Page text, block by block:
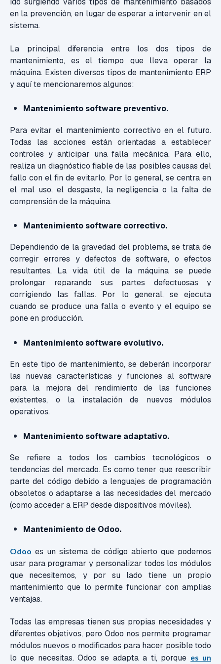
en la prevención, en lugar de esperar a intervenir en el
sistema.
La principal diferencia entre los dos tipos de
mantenimiento, es el tiempo que lleva operar la
máquina. Existen diversos tipos de mantenimiento ERP
y aquí te mencionaremos algunos:
Mantenimiento software preventivo.
Para evitar el mantenimiento correctivo en el futuro.
Todas las acciones están orientadas a establecer
controles y anticipar una falla mecánica. Para ello,
realiza un diagnóstico fiable de las posibles causas del
fallo con el fin de evitarlo. Por lo general, se centra en
el mal uso, el desgaste, la negligencia o la falta de
comprensión de la máquina.
Mantenimiento software correctivo.
Dependiendo de la gravedad del problema, se trata de
corregir errores y defectos de software, o efectos
resultantes. La vida útil de la máquina se puede
prolongar reparando sus partes defectuosas y
corrigiendo las fallas. Por lo general, se ejecuta
cuando se produce una falla o evento y el equipo se
pone en producción.
Mantenimiento software evolutivo.
En este tipo de mantenimiento, se deberán incorporar
las nuevas características y funciones al software
para la mejora del rendimiento de las funciones
existentes, o la instalación de nuevos módulos
operativos.
Mantenimiento software adaptativo.
Se refiere a todos los cambios tecnológicos o
tendencias del mercado. Es como tener que reescribir
parte del código debido a lenguajes de programación
obsoletos o adaptarse a las necesidades del mercado
(como acceder a ERP desde dispositivos móviles).
Mantenimiento de Odoo.
Odoo es un sistema de código abierto que podemos
usar para programar y personalizar todos los módulos
que necesitemos, y por su lado tiene un propio
mantenimiento que lo permite funcionar con amplias
ventajas.
Todas las empresas tienen sus propias necesidades y
diferentes objetivos, pero Odoo nos permite programar
módulos nuevos o modificados para hacer posible todo
lo que necesitas. Odoo se adapta a ti, porque es un